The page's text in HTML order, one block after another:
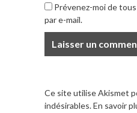
Prévenez-moi de
par e-mail.
Ce site utilise Akismet
indésirables.En savoir